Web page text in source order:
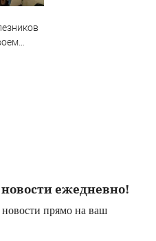
ежедневно!
прямо на ваш